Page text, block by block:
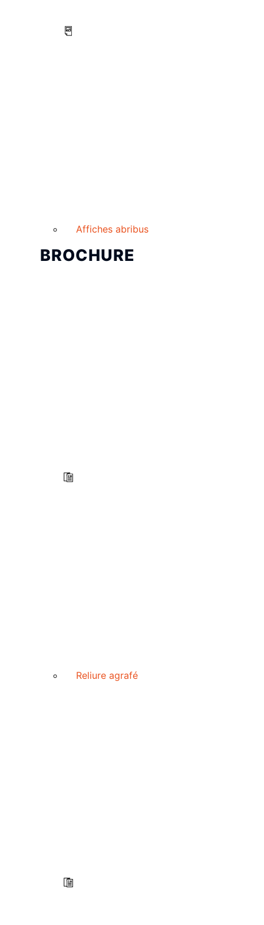
Affiches abribus
BROCHURE
Reliure agrafé